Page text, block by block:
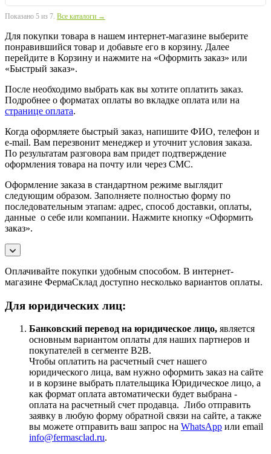
Показано 5 из 7. Все каталоги →
Для покупки товара в нашем интернет-магазине выберите
понравившийся товар и добавьте его в корзину. Далее
перейдите в Корзину и нажмите на «Оформить заказ» или
«Быстрый заказ».
После необходимо выбрать как вы хотите оплатить заказ.
Подробнее о форматах оплаты во вкладке оплата или на
странице оплата.
Когда оформляете быстрый заказ, напишите ФИО, телефон и
e-mail. Вам перезвонит менеджер и уточнит условия заказа.
По результатам разговора вам придет подтверждение
оформления товара на почту или через СМС.
Оформление заказа в стандартном режиме выглядит
следующим образом. Заполняете полностью форму по
последовательным этапам: адрес, способ доставки, оплаты,
данные о себе или компании. Нажмите кнопку «Оформить
заказ».
Оплачивайте покупки удобным способом. В интернет-
магазине ФермаСклад доступно несколько вариантов оплаты.
Для юридических лиц:
Банковский перевод на юридическое лицо, является
основным вариантом оплаты для наших партнеров и
покупателей в сегменте B2B.
Чтобы оплатить на расчетный счет нашего
юридического лица, вам нужно оформить заказ на сайте
и в корзине выбрать плательщика Юридическое лицо, а
как формат оплата автоматически будет выбрана -
оплата на расчетный счет продавца. Либо отправить
заявку в любую форму обратной связи на сайте, а также
вы можете отправить ваш запрос на WhatsApp или email
info@fermasclad.ru.